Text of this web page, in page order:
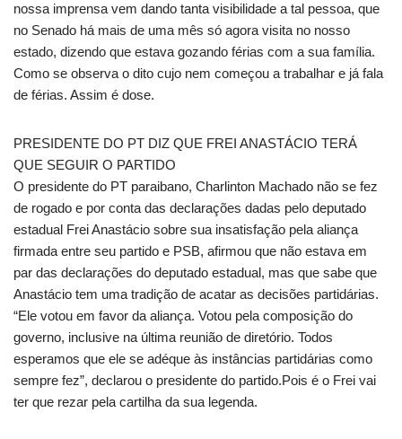
nossa imprensa vem dando tanta visibilidade a tal pessoa, que
no Senado há mais de uma mês só agora visita no nosso
estado, dizendo que estava gozando férias com a sua família.
Como se observa o dito cujo nem começou a trabalhar e já fala
de férias. Assim é dose.
PRESIDENTE DO PT DIZ QUE FREI ANASTÁCIO TERÁ
QUE SEGUIR O PARTIDO
O presidente do PT paraibano, Charlinton Machado não se fez
de rogado e por conta das declarações dadas pelo deputado
estadual Frei Anastácio sobre sua insatisfação pela aliança
firmada entre seu partido e PSB, afirmou que não estava em
par das declarações do deputado estadual, mas que sabe que
Anastácio tem uma tradição de acatar as decisões partidárias.
“Ele votou em favor da aliança. Votou pela composição do
governo, inclusive na última reunião de diretório. Todos
esperamos que ele se adéque às instâncias partidárias como
sempre fez”, declarou o presidente do partido.Pois é o Frei vai
ter que rezar pela cartilha da sua legenda.